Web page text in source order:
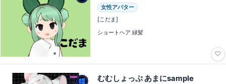
女性アバター
[こだま]
ショートヘア 緑髪
♡
むむしょっぷ あまにsample